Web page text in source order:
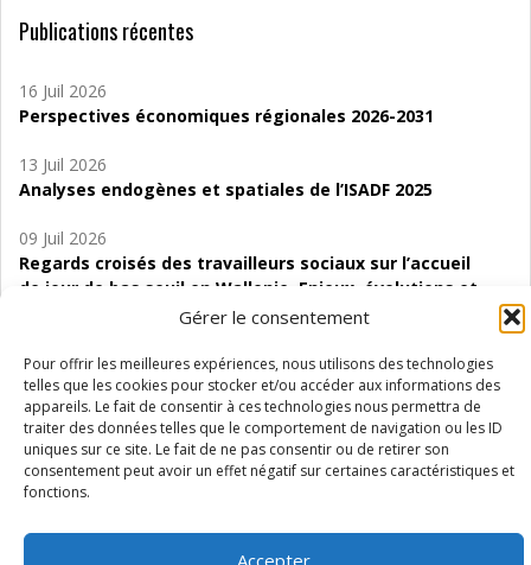
Gérer le consentement
Pour offrir les meilleures expériences, nous utilisons des technologies
telles que les cookies pour stocker et/ou accéder aux informations des
appareils. Le fait de consentir à ces technologies nous permettra de
traiter des données telles que le comportement de navigation ou les ID
uniques sur ce site. Le fait de ne pas consentir ou de retirer son
consentement peut avoir un effet négatif sur certaines caractéristiques et
fonctions.
Accepter
Publications récentes
16 Juil 2026
Perspectives économiques régionales 2026-2031
13 Juil 2026
Analyses endogènes et spatiales de l’ISADF 2025
09 Juil 2026
Regards croisés des travailleurs sociaux sur l’accueil
de jour de bas seuil en Wallonie. Enjeux, évolutions et
06 Juil 2026
Étude d’évaluabilité des Structures
d’accompagnement à l’autocréation d’emploi (SAACE)
01 Juil 2026
Pénurie du personnel infirmier :quels indicateurs
Wallonie ?